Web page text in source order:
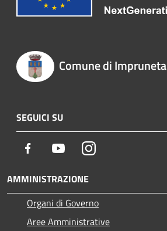
Comune di Impruneta
SEGUICI SU
Facebook YoutubeInstagram
AMMINISTRAZIONE
Organi di Governo
Aree Amministrative